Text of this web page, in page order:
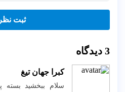
ثبت نظر
3 دیدگاه
کبرا جهان تیغ